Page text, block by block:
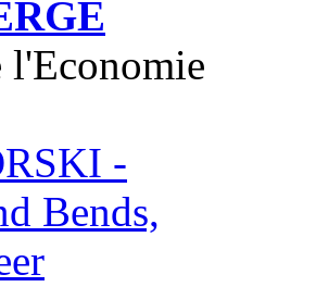
l'Economie